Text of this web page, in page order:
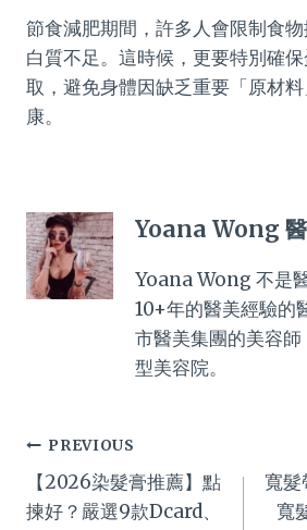
節食減肥期間，許多人會限制食
白質不足。這時候，更要特別確
取，避免身體因缺乏重要「原材
康。
Yoana Wong
Yoana Wong 不是
10+年的醫美經驗的
市醫美集團的美容
型美容院。
Post
navigation
PREVIOUS
【2026染髮膏推薦】點
揀好？嚴選9款Dcard、
寬
寬